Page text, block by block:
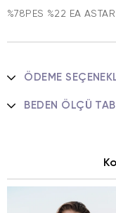
%78PES %22 EA
ÖDEME
BEDEN ÖLÇÜ